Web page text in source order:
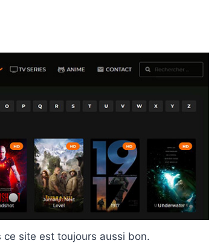
site est toujours aussi bon.